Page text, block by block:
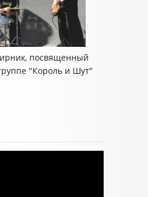
посвященный
"Король и Шут"